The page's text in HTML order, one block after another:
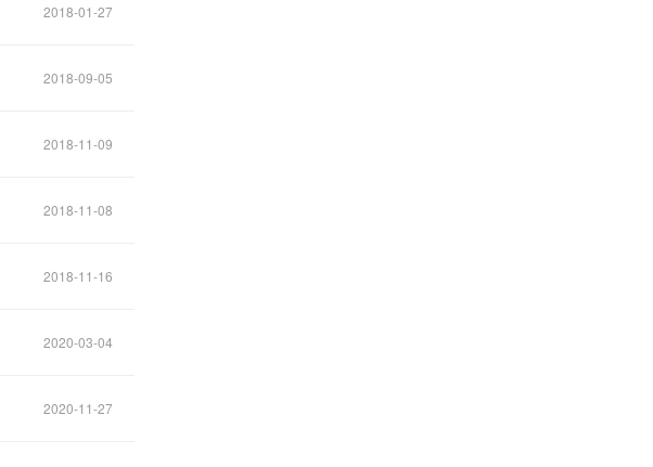
2018-01-27
2018-09-05
2018-11-09
2018-11-08
2018-11-16
2020-03-04
2020-11-27